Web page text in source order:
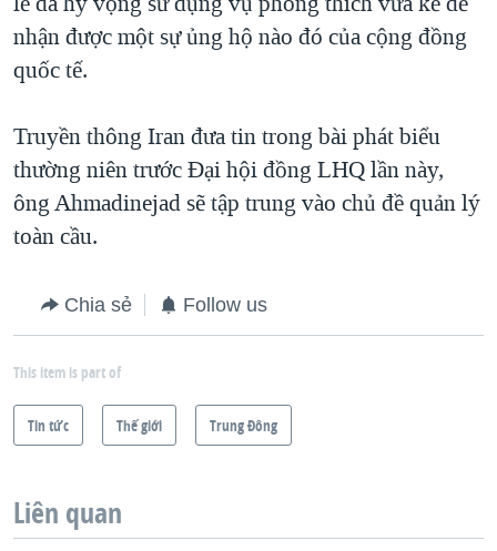
nhận được một sự ủng hộ nào đó của cộng đồng
quốc tế.
Truyền thông Iran đưa tin trong bài phát biểu
thường niên trước Đại hội đồng LHQ lần này,
ông Ahmadinejad sẽ tập trung vào chủ đề quản lý
toàn cầu.
Chia sẻ Follow us
This item is part of
Tin tức Thế giới Trung Ðông
Liên quan